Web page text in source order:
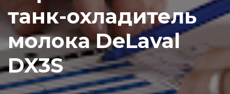
танк-охладитель
молока DeLaval
DX3S